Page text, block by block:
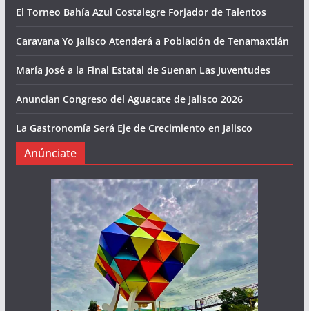
El Torneo Bahía Azul Costalegre Forjador de Talentos
Caravana Yo Jalisco Atenderá a Población de Tenamaxtlán
María José a la Final Estatal de Suenan Las Juventudes
Anuncian Congreso del Aguacate de Jalisco 2026
La Gastronomía Será Eje de Crecimiento en Jalisco
Anúnciate